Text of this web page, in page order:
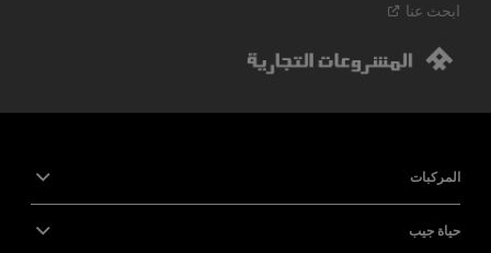
ابحث عنا
المركبات
حياة جيب